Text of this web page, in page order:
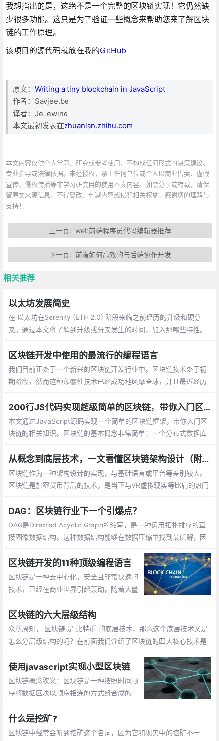
我想指出的是，这绝不是一个完整的区块链实现！它仍然缺
少很多功能。这只是为了验证一些概念来帮助您来了解区块
链的工作原理。
该项目的源代码就放在我的GitHub
原文： Writing a tiny blockchain in JavaScript
作者：Savjee.be
译者：JeLewine
本文最初发表在zhuanlan.zhihu.com
本文内容仅供个人学习、研究或参考使用，不构成任何形式的决策建议、
专业指导或法律依据。未经授权，禁止任何单位或个人以商业售卖、虚假
宣传、侵权传播等非学习研究目的使用本文内容。如需分享或转载，请保
留原文来源信息，不得篡改、删减内容或侵犯相关权益。感谢您的理解与
支持！
上一页: web前端程序员代码编辑器推荐
下一页: 前端如何高效的与后端协作开发
相关推荐
以太坊发展简史
在 以太坊在Serenity (ETH 2.0) 阶段来临之前经历的升级和硬分
叉。通过本文将了解到升级或分叉发生的时间，加入那哪些特性。
物。
区块链开发中使用的最流行的编程语言
我们目前正处于一个新兴的区块链开发行业中。区块链技术处于初
期阶段，然而这种颠覆性技术已经成功地风靡全球，并且最近经历
块链网络并在其上部署分散的应用程序
200行JS代码实现超级简单的区块链，带你入门区块链
本文通过JavaScript源码实现一个简单的区块链框架，带你入门区
块链的相关知识。区块链的基本概念非常简单：一个分布式数据库
从概念到底层技术，一文看懂区块链架构设计（附知识图谱）
区块链作为一种架构设计的实现，与基础语言或平台等差别较大。
区块链是加密货币背后的技术，是当下与VR虚拟现实等比肩的热门
构，所以我们从架构设计的角度谈谈区块链的技术实现。
DAG：区块链行业下一个引爆点？
DAG是Directed Acyclic Graph的缩写，是一种运用拓扑排序的直
接图像数据结构。这种数据结构能够在数据压缩中找到最优解，因
区块链开发的11种顶级编程语言
区块链是一种去中心化，安全且非常快速的
技术，已经在商业世界引起轰动。随着大量
区块链开始走向世界。已经有一些公司试图
在其他人的基础上发展。
区块链的六大层级结构
众所周知， 区块链 是 比特币 的底层技术，那么这个底层技术又是
怎么分层级结构的呢？在前面我们介绍了区块链的四大核心技术是
来聊聊区块链结构的六个层级结构
使用javascript实现小型区块链
区块链概念狭义：区块链是一种按照时间顺
序将数据区块以顺序相连的方式组合成的一
篡改和不可伪造的分布式账本。
什么是挖矿?
区块链中经常会听到挖矿这个名词，因为它和现实中的挖矿不一